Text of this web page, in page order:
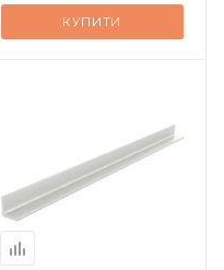
КУПИТИ